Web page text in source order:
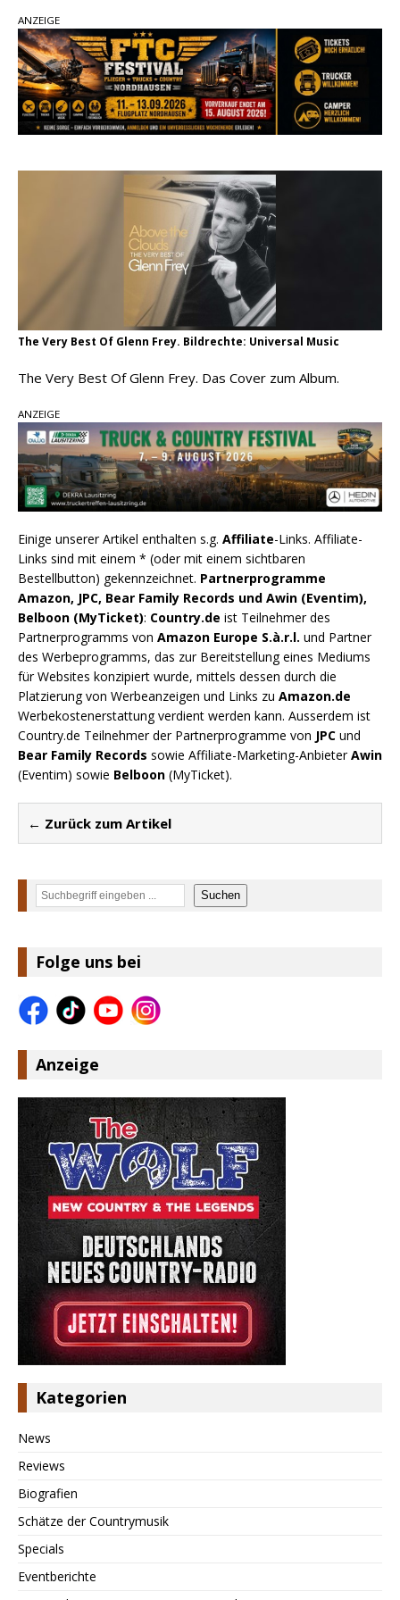
„Pearl Handled Pistol“
Son Volt – „Sound Signal Serenades“ erscheint
am 28. August
pez veröffentlicht neue Single „Late Night
Talks“ – eine Hymne auf unvergessliche
ANZEIGE
The Very Best Of Glenn Frey. Bildrechte: Universal Music
The Very Best Of Glenn Frey. Das Cover zum Album.
ANZEIGE
Einige unserer Artikel enthalten s.g. Affiliate-Links. Affiliate-
Links sind mit einem * (oder mit einem sichtbaren
Bestellbutton) gekennzeichnet. Partnerprogramme
Amazon, JPC, Bear Family Records und Awin (Eventim),
Belboon (MyTicket): Country.de ist Teilnehmer des
Partnerprogramms von Amazon Europe S.à.r.l. und Partner
des Werbeprogramms, das zur Bereitstellung eines Mediums
für Websites konzipiert wurde, mittels dessen durch die
Platzierung von Werbeanzeigen und Links zu Amazon.de
Werbekostenerstattung verdient werden kann. Ausserdem ist
Country.de Teilnehmer der Partnerprogramme von JPC und
Bear Family Records sowie Affiliate-Marketing-AnbieterAwin
(Eventim) sowie Belboon (MyTicket).
← Zurück zum Artikel
Suchen Suchen
Folge uns bei
Anzeige
Kategorien
News
Reviews
Biografien
Schätze der Countrymusik
Specials
Eventberichte